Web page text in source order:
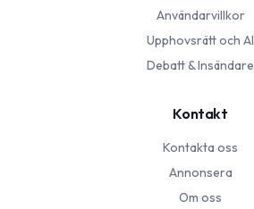
Användarvillkor
Upphovsrätt och AI
Debatt & Insändare
Kontakt
Kontakta oss
Annonsera
Om oss